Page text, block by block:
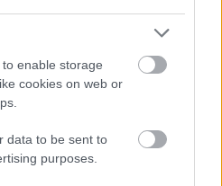
enable storage
cookies on web or
data to be sent to
purposes.
a Red Bullhoz,
győzelemért harcolhatna